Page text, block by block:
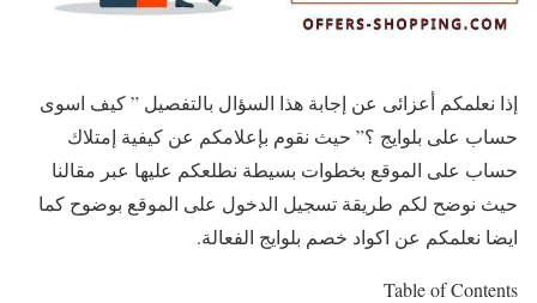
إذا نعلمكم أعزائى عن إجابة هذا السؤال بالتفصيل ” كيف اسوى
حساب على بلوايج ؟” حيث نقوم بإعلامكم عن كيفية إمتلاك
حساب على الموقع بخطوات بسيطة نطلعكم عليها عبر مقالنا
حيث نوضح لكم طريقة تسجيل الدخول على الموقع بوضوح كما
ايضا نعلمكم عن اكواد خصم بلوايج الفعالة.
Table of Contents